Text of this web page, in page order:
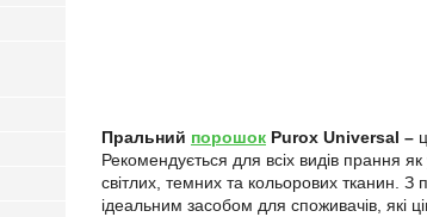
Пральний порошок Purox Universal –
Рекомендується для всіх видів прання
світлих, темних та кольорових тканин.
ідеальним засобом для споживачів, які